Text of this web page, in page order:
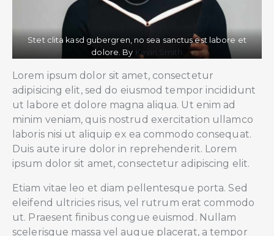
Stet clita kasd gubergren, no sea sanctus est labore et
dolore. By Kevin Smith
Lorem ipsum dolor sit amet, consectetur
adipisicing elit, sed do eiusmod tempor incididunt
ut labore et dolore magna aliqua. Ut enim ad
minim veniam, quis nostrud exercitation ullamco
laboris nisi ut aliquip ex ea commodo consequat.
Duis aute irure dolor in reprehenderit. Lorem
ipsum dolor sit amet, consectetur adipiscing elit.
Etiam vitae leo et diam pellentesque porta. Sed
eleifend ultricies risus, vel rutrum erat commodo
ut. Praesent finibus congue euismod. Nullam
scelerisque massa vel augue placerat, a tempor